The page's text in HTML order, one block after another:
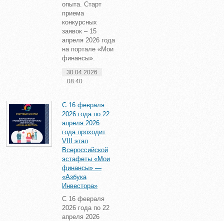
опыта. Старт
приема
конкурсных
заявок – 15
апреля 2026 года
на портале «Мои
финансы».
30.04.2026
08:40
С 16 февраля
2026 года по 22
апреля 2026
года проходит
VIII этап
Всероссийской
эстафеты «Мои
финансы» —
«Азбука
Инвестора»
С 16 февраля
2026 года по 22
апреля 2026